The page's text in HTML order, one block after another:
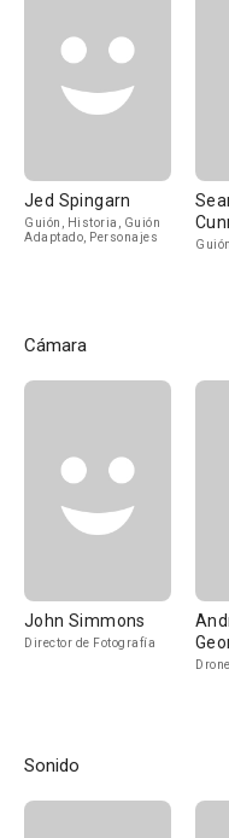
Jed Spingarn
Guión, Historia, Guión
Adaptado, Personajes
Cámara
John Simmons
Director de Fotografía
Sonido